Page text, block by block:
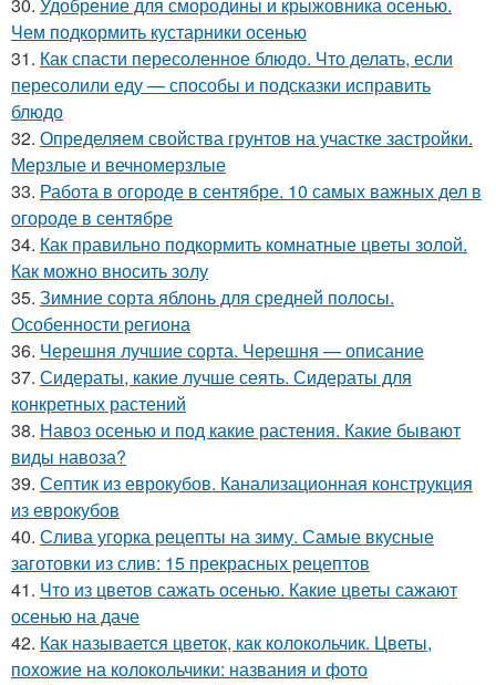
Чем подкормить кустарники осенью
31. Как спасти пересоленное блюдо. Что делать, если
пересолили еду — способы и подсказки исправить
блюдо
32. Определяем свойства грунтов на участке застройки.
Мерзлые и вечномерзлые
33. Работа в огороде в сентябре. 10 самых важных дел в
огороде в сентябре
34. Как правильно подкормить комнатные цветы золой.
Как можно вносить золу
35. Зимние сорта яблонь для средней полосы.
Особенности региона
36. Черешня лучшие сорта. Черешня — описание
37. Сидераты, какие лучше сеять. Сидераты для
конкретных растений
38. Навоз осенью и под какие растения. Какие бывают
виды навоза?
39. Септик из еврокубов. Канализационная конструкция
из еврокубов
40. Слива угорка рецепты на зиму. Самые вкусные
заготовки из слив: 15 прекрасных рецептов
41. Что из цветов сажать осенью. Какие цветы сажают
осенью на даче
42. Как называется цветок, как колокольчик. Цветы,
похожие на колокольчики: названия и фото